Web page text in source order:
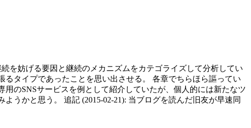
を妨げる要因と継続のメカニズムをカテゴライズして分析してい
るタイプであったことを思い出させる。 各章でちらほら謳ってい
のSNSサービスを例として紹介していたが、個人的には新たなツ
うかと思う。 追記 (2015-02-21): 当ブログを読んだ旧友が早速同